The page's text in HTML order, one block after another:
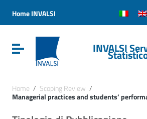
Vai al menu di navigazione
Vai al footer
Home INVALSI
Attiva / disattiva la navigazione
INVALSI
Home / Scoping Review /
Managerial practices and students’